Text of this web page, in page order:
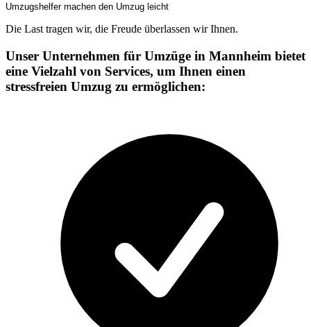
Umzugshelfer machen den Umzug leicht
Die Last tragen wir, die Freude überlassen wir Ihnen.
Unser Unternehmen für Umzüge in Mannheim bietet
eine Vielzahl von Services, um Ihnen einen
stressfreien Umzug zu ermöglichen: